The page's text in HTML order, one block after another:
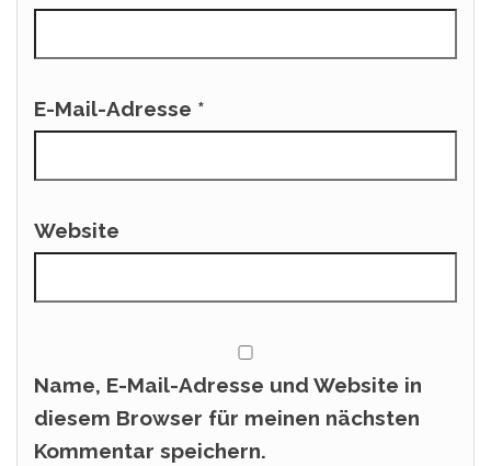
E-Mail-Adresse *
Website
Name, E-Mail-Adresse und Website in
diesem Browser für meinen nächsten
Kommentar speichern.